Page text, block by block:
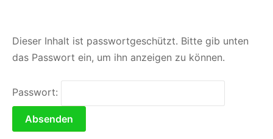
Dieser Inhalt ist passwortgeschützt. Bitte gib unten
das Passwort ein, um ihn anzeigen zu können.
Passwort: